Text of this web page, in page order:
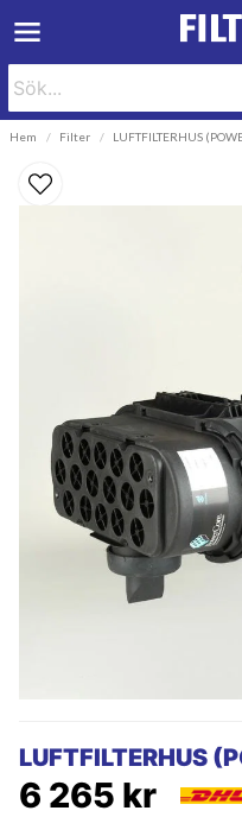
Hem Filter LUFTFILTERHUS
LUFTFILTERHUS
6 265 kr